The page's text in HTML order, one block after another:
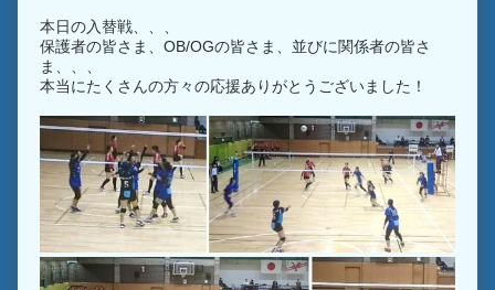
本日の入替戦、、、
保護者の皆さま、OB/OGの皆さま、並びに関係者の皆さ
ま、、、
本当にたくさんの方々の応援ありがとうございました！